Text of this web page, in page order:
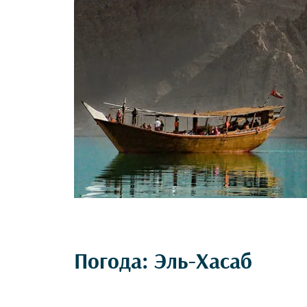
Погода: Эль-Хасаб